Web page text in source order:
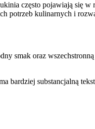
często pojawiają się
potrzeb kulinarnych i
smak oraz
bardziej substancjalną